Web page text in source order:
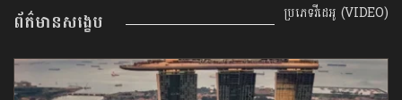
ព័ត៌មានសង្ខេប ប្រភេទវីដេអូ (VIDEO)